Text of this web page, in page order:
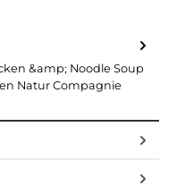
&amp; Noodle Soup
Natur Compagnie